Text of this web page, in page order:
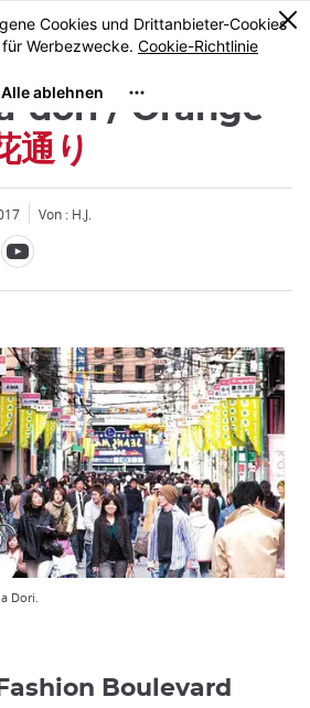
0
dori / Orange
通り
Von : H.J.
Dori.
Boulevard